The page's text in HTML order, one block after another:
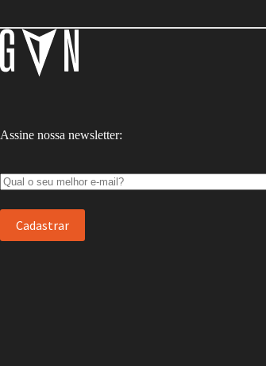
Assine nossa newsletter: